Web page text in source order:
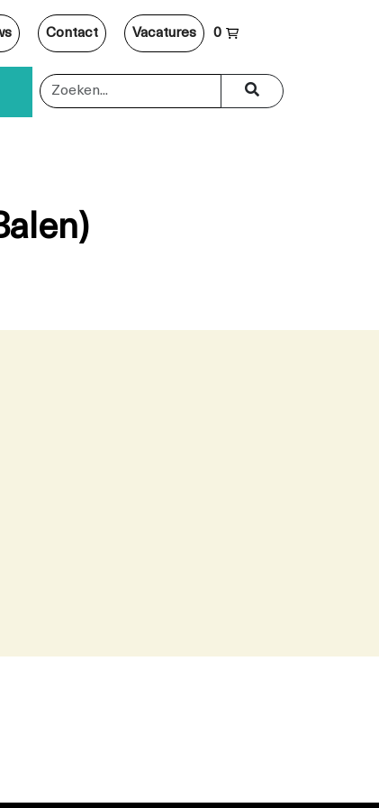
Contact Vacatures 0